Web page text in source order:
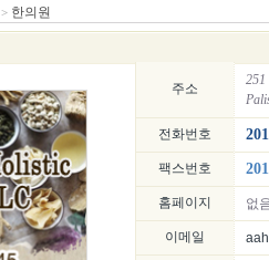
> 한의원
주소
251
전화번호
팩스번호
홈페이지 없
이메일